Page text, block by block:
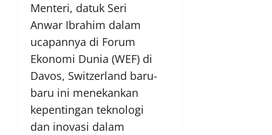
Menteri, datuk Seri
Anwar Ibrahim dalam
ucapannya di Forum
Ekonomi Dunia (WEF) di
Davos, Switzerland baru-
baru ini menekankan
kepentingan teknologi
dan inovasi dalam